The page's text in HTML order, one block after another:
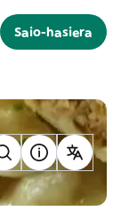
Saio-hasiera